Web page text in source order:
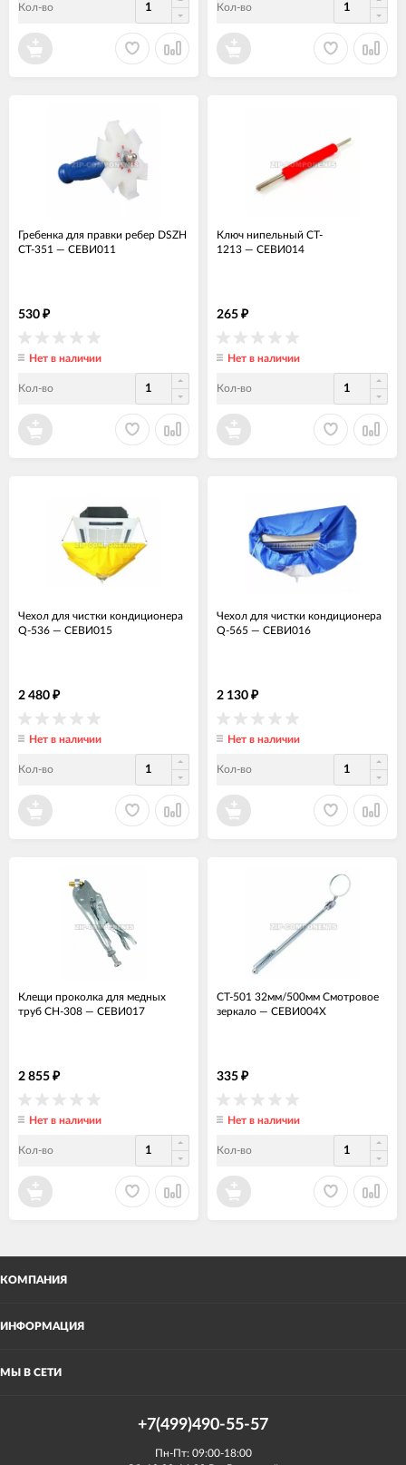
Кол-во Кол-во
Гребенка для правки ребер DSZH
CT-351 — СЕВИ011
530 ₽
Нет в наличии
Кол-во
Ключ нипельный CT-
1213 — СЕВИ014
265 ₽
Нет в наличии
Кол-во
Чехол для чистки кондиционера
Q-536 — СЕВИ015
2 480 ₽
Нет в наличии
Кол-во
Чехол для чистки кондиционера
Q-565 — СЕВИ016
2 130 ₽
Нет в наличии
Кол-во
Клещи проколка для медных
труб CH-308 — СЕВИ017
2 855 ₽
Нет в наличии
Кол-во
CT-501 32мм/500мм Смотровое
зеркало — СЕВИ004Х
335 ₽
Нет в наличии
Кол-во
КОМПАНИЯ
ИНФОРМАЦИЯ
МЫ В СЕТИ
+7(499)490-55-57
Пн-Пт: 09:00-18:00